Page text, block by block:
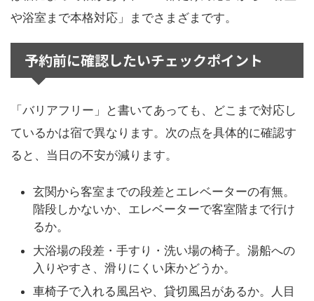
や浴室まで本格対応」までさまざまです。
予約前に確認したいチェックポイント
「バリアフリー」と書いてあっても、どこまで対応し
ているかは宿で異なります。次の点を具体的に確認す
ると、当日の不安が減ります。
玄関から客室までの段差とエレベーターの有無。
階段しかないか、エレベーターで客室階まで行け
るか。
大浴場の段差・手すり・洗い場の椅子。湯船への
入りやすさ、滑りにくい床かどうか。
車椅子で入れる風呂や、貸切風呂があるか。人目